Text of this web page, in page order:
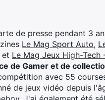
de presse pendant 3
Le Mag Sport Auto,
et Le Mag Jeux High-Tech
de Gamer et de
avec 55
de jeux vidéo depuis